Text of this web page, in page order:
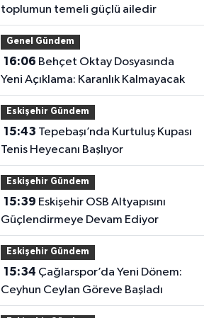
toplumun temeli güçlü ailedir
Genel Gündem
16:06
Yeni Açıklama: Karanlık Kalmayacak
Eskişehir Gündem
15:43
Tenis Heyecanı Başlıyor
Eskişehir Gündem
15:39
Güçlendirmeye Devam Ediyor
Eskişehir Gündem
15:34
Ceyhun Ceylan Göreve Başladı